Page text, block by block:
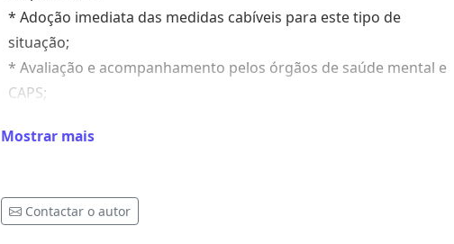
* Adoção imediata das medidas cabíveis para este tipo de
situação;
* Avaliação e acompanhamento pelos órgãos de saúde mental e
CAPS;
possíveis encaminhamentos necessários;
comunidade;
* Ações concretas para prevenção de novas agressões e
Mostrar mais
Contactar o autor